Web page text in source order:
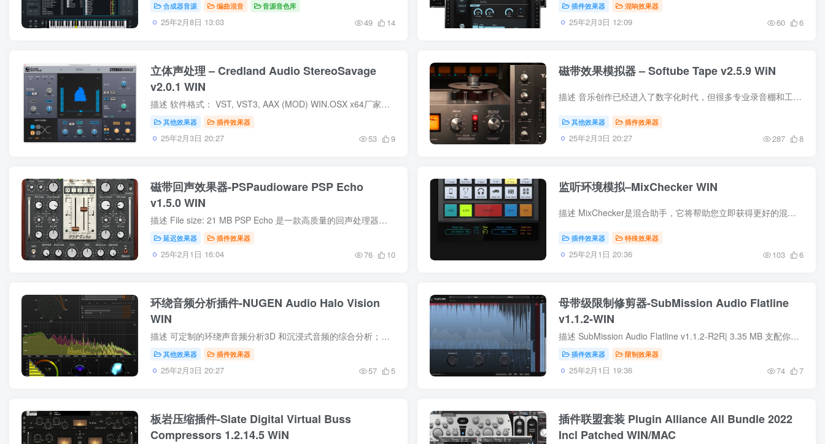
合成器音源 编曲混音 音源音色库
25年2月8日 13:03 49 14
插件效果器 混响效果器
25年2月3日 12:09 60 6
立体声处理 – Credland Audio StereoSavage
v2.0.1 WIN
描述 软件格式： VST, VST3, AAX (MOD) WIN.OSX x64厂家：https://credland.net/stereoSavage.html 获得您的混音应得的惊人立体声。StereoSavage提供了一个创新的立体声乐器套装，将久经考...
其他效果器 插件效果器
25年2月3日 20:27 53 9
磁带效果模拟器 – Softube Tape v2.5.9 WiN
描述 音乐创作已经进入了数字化时代，但很多专业录音棚和工作室依然会经过模拟磁带机的塑造，因为它能让声音更加顺滑，同时增加声音的凝聚力和深度 —— 它对每个音轨进行单独处理，最后连接在...
其他效果器 插件效果器
25年2月3日 20:27 287 8
磁带回声效果器-PSPaudioware PSP Echo
v1.5.0 WIN
描述 File size: 21 MB PSP Echo 是一款高质量的回声处理器。 PSP Echo 强大而不同寻常的功能与其流畅的操作相结合，使其成为各种创意用途的理想选择，从简单的回声和延音效果到乒乓延迟和宽敞...
延迟效果器 插件效果器
25年2月1日 16:04 76 10
监听环境模拟–MixChecker WIN
描述 MixChecker是混合助手，它将帮助您立即获得更好的混合。MixChecker节省您的宝贵时间。将其插入到项目的主轨道中，作为侦听链的最后一部分，然后快速将工作室监视器变成经典的参考监视器或...
插件效果器 特殊效果器
25年2月1日 20:36 103 6
环绕音频分析插件-NUGEN Audio Halo Vision
WIN
描述 可定制的环绕声音频分析3D 和沉浸式音频的综合分析；Halo Vision 是一款可定制的实时视觉分析套件。各种模块使音频专业人士能够更清楚地了解音频的各个方面，从而能够做出精确而自信的决策...
其他效果器 插件效果器
25年2月3日 20:27 57 5
母带级限制修剪器-SubMission Audio Flatline
v1.1.2-WIN
描述 SubMission Audio Flatline v1.1.2-R2R| 3.35 MB 支配你的主人 Flatline 是您所需要的最后一款理发器 – 以极低的成本为您带来推动优质、世界级转换器的声音。 设计时考虑到了终极工作流程...
插件效果器 限制效果器
25年2月1日 19:36 74 7
板岩压缩插件-Slate Digital Virtual Buss
Compressors 1.2.14.5 WiN
插件联盟套装 Plugin Alliance All Bundle 2022
Incl Patched WIN/MAC